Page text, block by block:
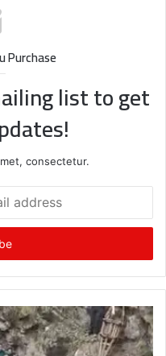
Purchase
list to get
consectetur.